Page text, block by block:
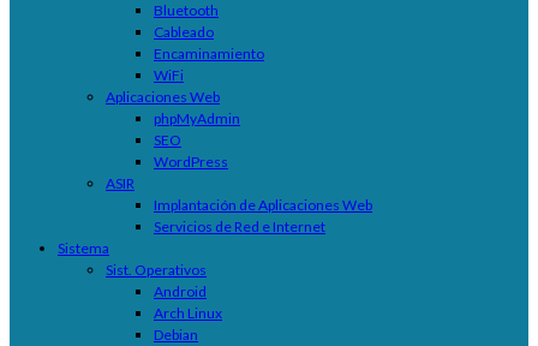
Bluetooth
Cableado
Encaminamiento
WiFi
Aplicaciones Web
phpMyAdmin
SEO
WordPress
ASIR
Implantación de Aplicaciones Web
Servicios de Red e Internet
Sistema
Sist. Operativos
Android
Arch Linux
Debian